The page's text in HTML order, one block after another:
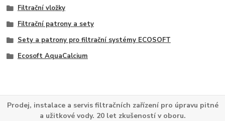
Filtrační vložky
Filtrační patrony a sety
Sety a patrony pro filtrační systémy ECOSOFT
Ecosoft AquaCalcium
Prodej, instalace a servis filtračních zařízení pro úpravu pitné
a užitkové vody. 20 let zkušeností v oboru.